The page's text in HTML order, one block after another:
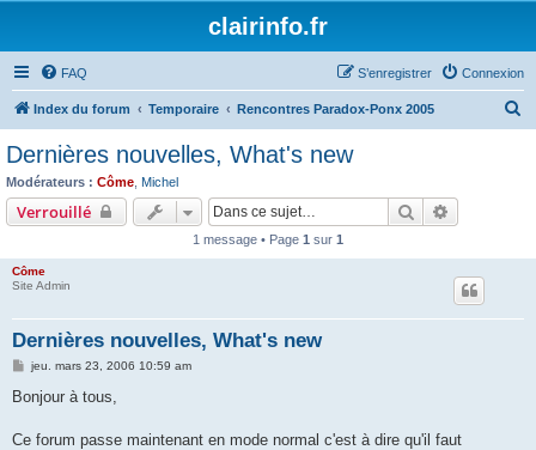
clairinfo.fr
FAQ Connexion
S’enregistrer
Index du forum Temporaire Rencontres Paradox-Ponx 2005
Dernières nouvelles, What's new
Modérateurs : Côme Michel
Verrouillé Rechercher
1 message • Page 1 sur 1
Côme
Site Admin
Dernières nouvelles, What's new
M
s
g
jeu. mars 23, 2006 10:59 am
Bonjour à tous,
Ce forum passe maintenant en mode normal c'est à dire qu'il faut